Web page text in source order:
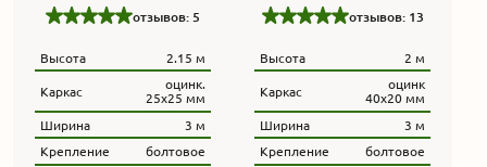
отзывов: 5
Высота 2.15 м
Каркас
оцинк.
25х25 мм
Ширина
3 м
Крепление
болтовое
отзывов: 13
Высота 2 м
Каркас
оцинк
40х20 мм
Ширина
3 м
Крепление
болтовое